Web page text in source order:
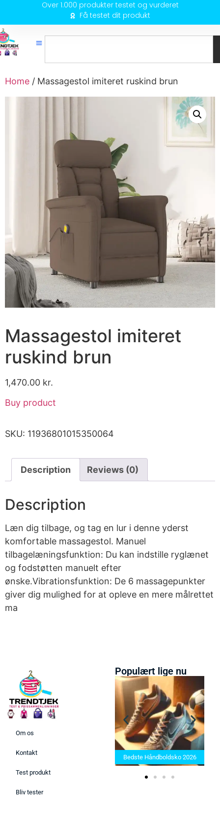
Over 1.000 produkter testet og vurderet
Få testet dit produkt
Home / Massagestol imiteret ruskind brun
Massagestol imiteret
ruskind brun
1,470.00 kr.
Buy product
SKU: 11936801015350064
Description Reviews (0)
Description
Læn dig tilbage, og tag en lur i denne yderst
komfortable massagestol. Manuel
tilbagelæningsfunktion: Du kan indstille ryglænet
og fodstøtten manuelt efter
ønske.Vibrationsfunktion: De 6 massagepunkter
giver dig mulighed for at opleve en mere målrettet
ma
Om os
Kontakt
Test produkt
Bliv tester
Populært lige nu
Bedste Saunatæppe 2025 –
Find de bedste produkter her!
Bedste Håndboldsko 2026